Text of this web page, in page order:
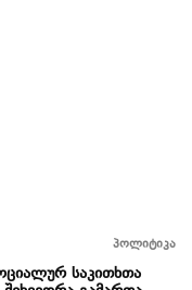
პოლიტიკა
საკითხთა